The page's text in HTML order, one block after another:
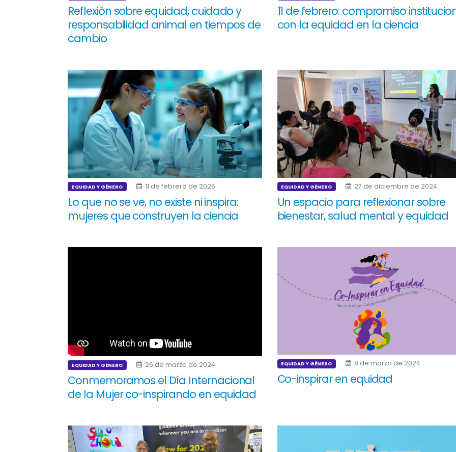
Reflexión sobre equidad, cuidado y
responsabilidad animal en tiempos de
cambio
11 de febrero: compromiso
con la equidad en la ciencia
EQUIDAD Y GÉNERO 11 de febrero de 2025
Lo que no se ve, no existe ni inspira:
mujeres que construyen la ciencia
EQUIDAD Y GÉNERO 27 de diciembre de 2024
Un espacio para reflexionar sobre
bienestar, salud mental y equidad
EQUIDAD Y GÉNERO 26 de marzo de 2024
Conmemoramos el Día Internacional
de la Mujer co-inspirando en equidad
EQUIDAD Y GÉNERO 8 de marzo de 2024
Co-inspirar en equidad